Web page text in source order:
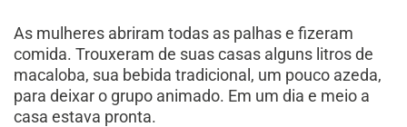
As mulheres abriram todas as palhas e fizeram
comida. Trouxeram de suas casas alguns litros de
macaloba, sua bebida tradicional, um pouco azeda,
para deixar o grupo animado. Em um dia e meio a
casa estava pronta.